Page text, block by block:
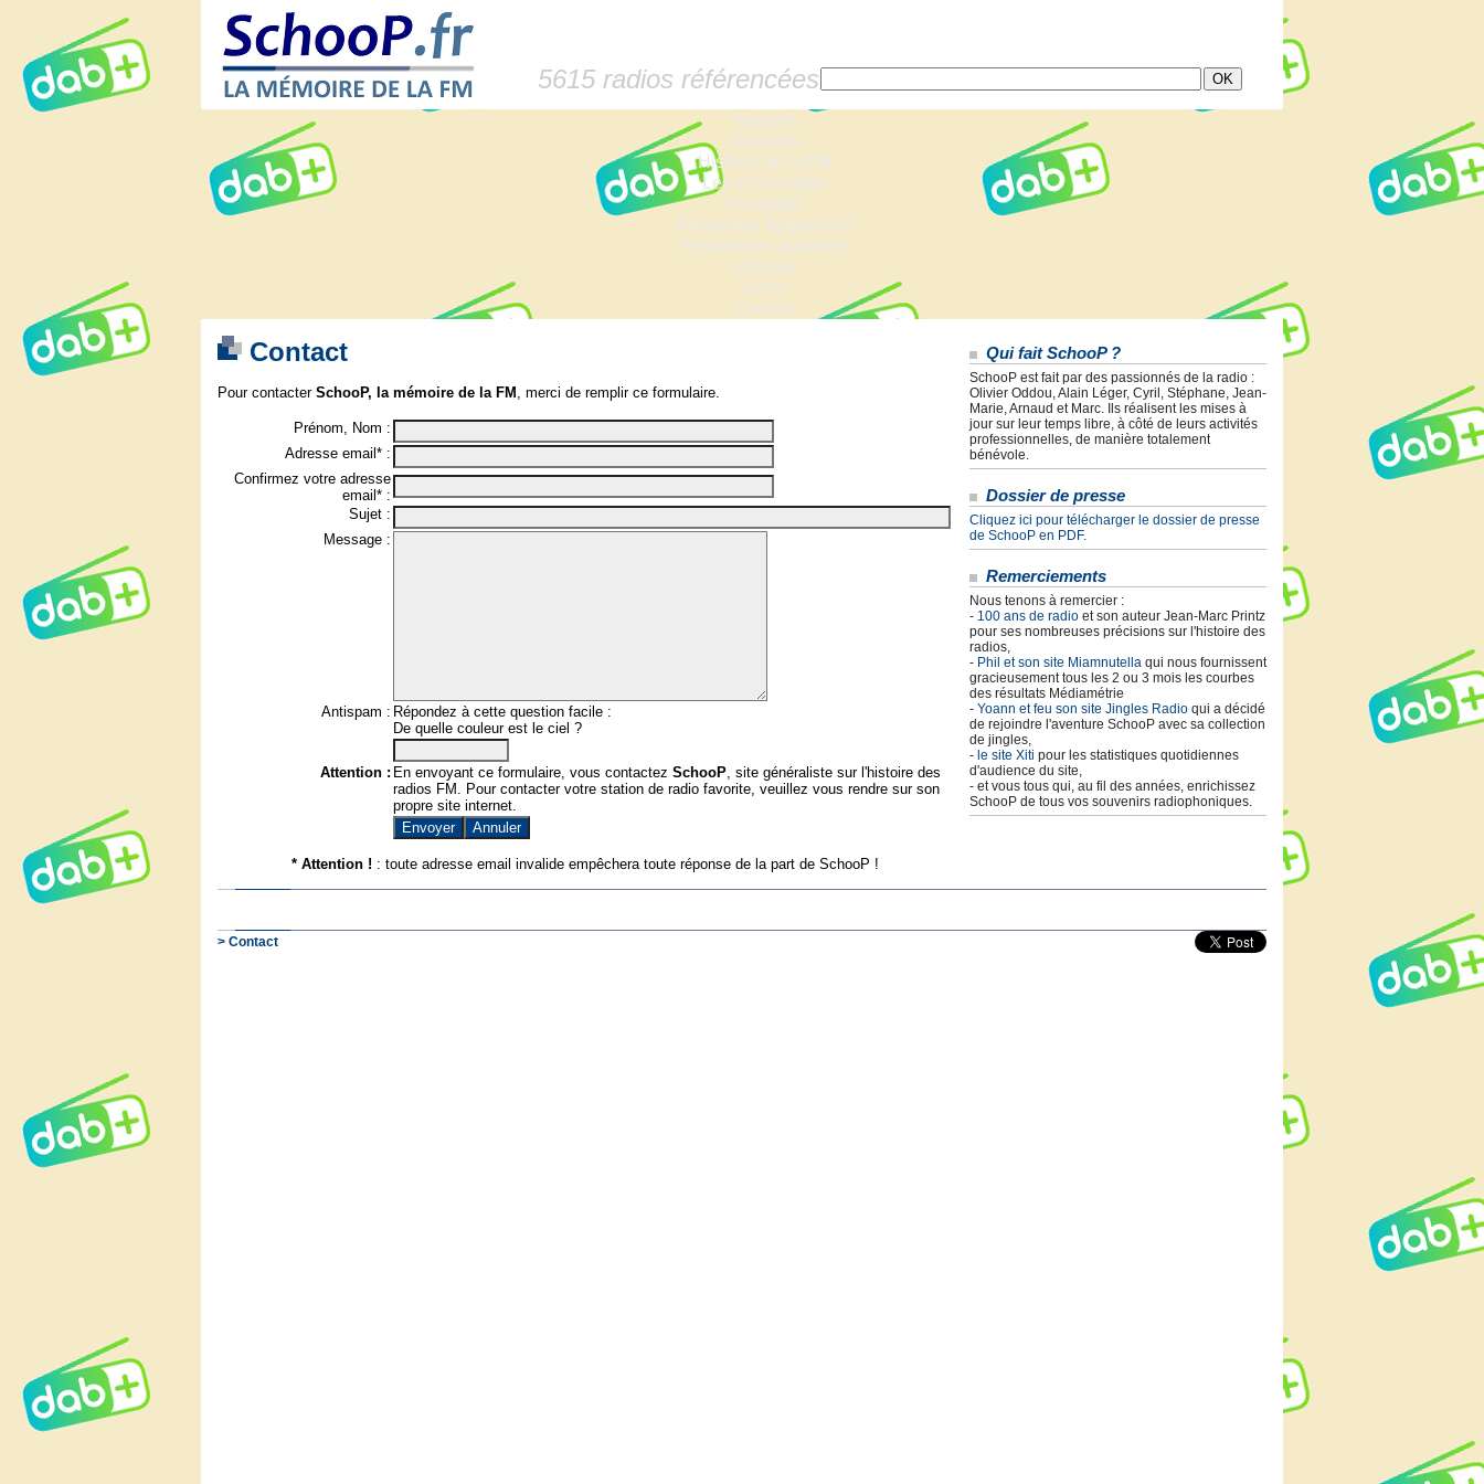
5615 radios référencées
Accueil
Dossiers
Histoire de la FM
Les fiches radio
Sondages
Anciennes fréquences
Fréquences actuelles
Lexique
Liens
Contact
Contact
Pour contacter SchooP, la mémoire de la FM , merci de remplir ce formulaire.
Prénom, Nom :
Adresse email* :
Confirmez votre adresse
email* :
Sujet :
Message :
Antispam : Répondez à cette question facile :
De quelle couleur est le ciel ?
Attention : En envoyant ce formulaire, vous contactez SchooP, site généraliste sur l'histoire des
radios FM. Pour contacter votre station de radio favorite, veuillez vous rendre sur son
propre site internet.
* Attention ! : toute adresse email invalide empêchera toute réponse de la part de SchooP !
Qui fait SchooP ?
SchooP est fait par des passionnés de la radio :
Olivier Oddou, Alain Léger, Cyril, Stéphane, Jean-
Marie, Arnaud et Marc. Ils réalisent les mises à
jour sur leur temps libre, à côté de leurs activités
professionnelles, de manière totalement
bénévole.
Dossier de presse
Cliquez ici pour télécharger le dossier de presse
de SchooP en PDF.
Remerciements
Nous tenons à remercier :
- 100 ans de radio et son auteur Jean-Marc Printz
pour ses nombreuses précisions sur l'histoire des
radios,
- Phil et son site Miamnutella qui nous fournissent
gracieusement tous les 2 ou 3 mois les courbes
des résultats Médiamétrie
- Yoann et feu son site Jingles Radio qui a décidé
de rejoindre l'aventure SchooP avec sa collection
de jingles,
- le site Xiti pour les statistiques quotidiennes
d'audience du site,
- et vous tous qui, au fil des années, enrichissez
SchooP de tous vos souvenirs radiophoniques.
> Contact